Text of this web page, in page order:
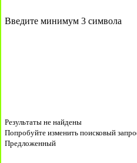
Введите минимум 3 символа
Результаты не найдены
Попробуйте изменить поисковый
Предложенный